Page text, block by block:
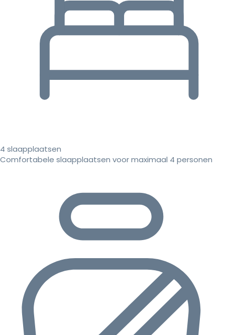
4 slaapplaatsen
Comfortabele slaapplaatsen voor maximaal 4 personen